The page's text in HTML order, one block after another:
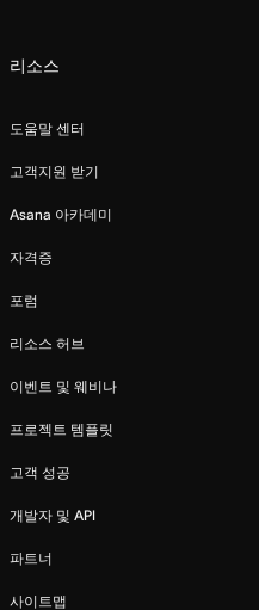
리소스
도움말 센터
고객지원 받기
Asana 아카데미
자격증
포럼
리소스 허브
이벤트 및 웨비나
프로젝트 템플릿
고객 성공
개발자 및 API
파트너
사이트맵